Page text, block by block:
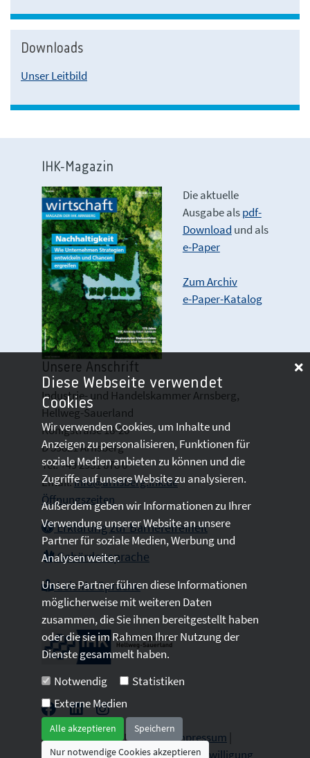
Downloads
Unser Leitbild
IHK-Magazin
Die aktuelle
Ausgabe alspdf-
Download und als
e-Paper
Zum Archiv
e-Paper-Katalog
Unsere Anschrift
Industrie- und Handelskammer Arnsberg,
Hellweg-Sauerland
Königstraße 18-20
D 59821 Arnsberg
Tel: +49 2931 878 0
Email:info@arnsberg.ihk.de
Öffnungszeiten
Erklärung zur Barrierefreiheit
Gebärdensprache
Leichte Sprache
2026 © All Rights Reserved.Impressum
Datenschutz|Sitemap|Cookie-Einwilligung
Diese Webseite verwendet
Cookies
Wir verwenden Cookies, um Inhalte und
Anzeigen zu personalisieren, Funktionen für
soziale Medien anbieten zu können und die
Zugriffe auf unsere Website zu analysieren.
Außerdem geben wir Informationen zu Ihrer
Verwendung unserer Website an unsere
Partner für soziale Medien, Werbung und
Analysen weiter.
Unsere Partner führen diese Informationen
möglicherweise mit weiteren Daten
zusammen, die Sie ihnen bereitgestellt haben
oder die sie im Rahmen Ihrer Nutzung der
Dienste gesammelt haben.
Notwendig
Statistiken
Externe Medien
Alle akzeptieren
Speichern
Nur notwendige Cookies akzeptieren